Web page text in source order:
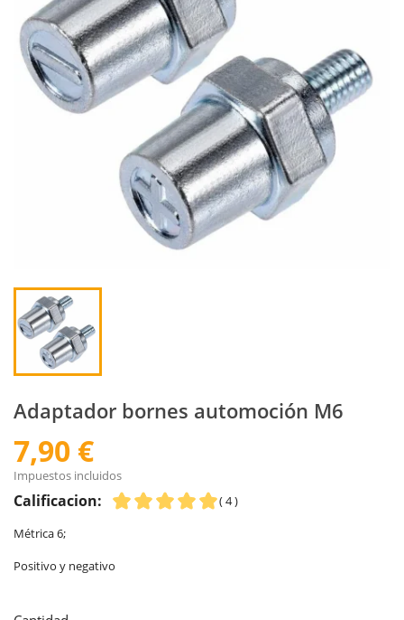
Adaptador bornes automoción M6
7,90 €
Impuestos incluidos
Calificacion:
( 4 )
Métrica 6;
Positivo y negativo